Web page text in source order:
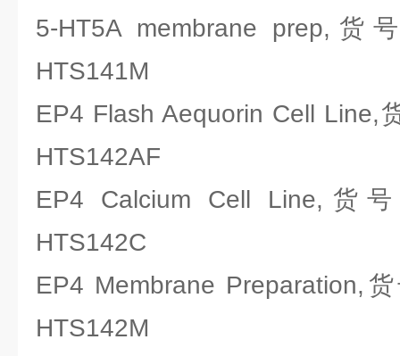
5-HT5A membrane prep,货
HTS141M
EP4 Flash Aequorin Cell Line,
HTS142AF
EP4 Calcium Cell Line,货
HTS142C
EP4 Membrane Preparation,
HTS142M